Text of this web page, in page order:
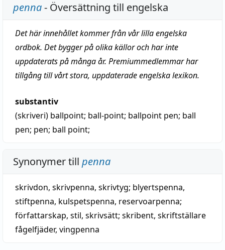
penna- Översättning till engelska
Det här innehållet kommer från vår lilla engelska
ordbok. Det bygger på olika källor och har inte
uppdaterats på många år. Premiummedlemmar har
tillgång till vårt stora, uppdaterade engelska lexikon.
substantiv
(skriveri) ballpoint; ball-point; ballpoint pen; ball
pen; pen; ball point;
Synonymer till penna
skrivdon, skrivpenna, skrivtyg; blyertspenna,
stiftpenna, kulspetspenna, reservoarpenna;
författarskap, stil, skrivsätt; skribent, skriftställare
fågelfjäder, vingpenna